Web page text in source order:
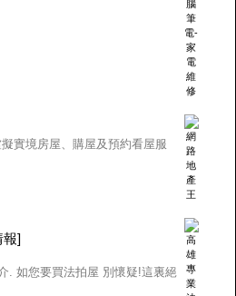
實境房屋、購屋及預約看屋服
報]
. 如您要買法拍屋 別懷疑!這裏絕